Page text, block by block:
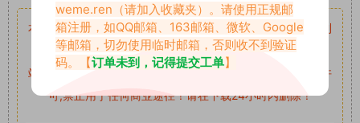
本站资源均来自网络分享，如有侵犯你的权益请私信留言
收到
留言后，我们会第一时间进行审核后删除。
站内资源为网友个人学习或测试研究使用，未经原版权作者许
可,禁止用于任何商业途径！请在下载24小时内删除！
weme.ren （请加入收藏夹）。请使用正规邮
箱注册，如QQ邮箱、163邮箱、微软、Google
等邮箱，切勿使用临时邮箱，否则收不到验证
码。【订单未到，记得提交工单】